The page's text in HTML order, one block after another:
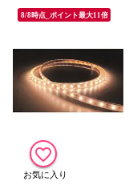
8/8時点_ポイント最大11倍